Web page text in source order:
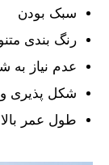
سبک بودن
رنگ بندی
عدم نیاز به
شکل پذیری
طول عمر بالا